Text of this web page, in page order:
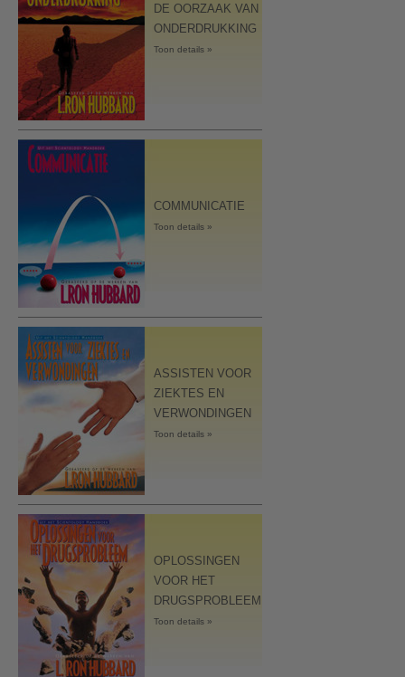
DE OORZAAK VAN
ONDERDRUKKING
Toon details »
COMMUNICATIE
Toon details »
ASSISTEN VOOR
ZIEKTES EN
VERWONDINGEN
Toon details »
OPLOSSINGEN
VOOR HET
DRUGSPROBLEEM
Toon details »